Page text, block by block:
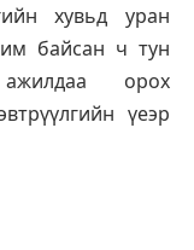
хувьд уран
байсан ч тун
орох
үеэр